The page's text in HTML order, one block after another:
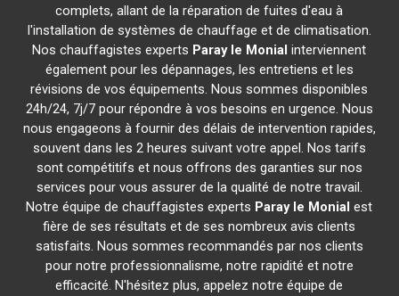
complets, allant de la réparation de fuites d'eau à
l'installation de systèmes de chauffage et de climatisation.
Nos chauffagistes experts Paray le Monial interviennent
également pour les dépannages, les entretiens et les
révisions de vos équipements. Nous sommes disponibles
24h/24, 7j/7 pour répondre à vos besoins en urgence. Nous
nous engageons à fournir des délais de intervention rapides,
souvent dans les 2 heures suivant votre appel. Nos tarifs
sont compétitifs et nous offrons des garanties sur nos
services pour vous assurer de la qualité de notre travail.
Notre équipe de chauffagistes experts Paray le Monial est
fière de ses résultats et de ses nombreux avis clients
satisfaits. Nous sommes recommandés par nos clients
pour notre professionnalisme, notre rapidité et notre
efficacité. N'hésitez plus, appelez notre équipe de